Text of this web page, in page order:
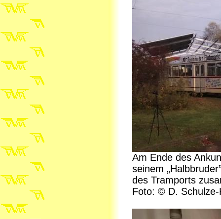
Am Ende des
seinem
des Tramports
Foto: © D. Schulze-